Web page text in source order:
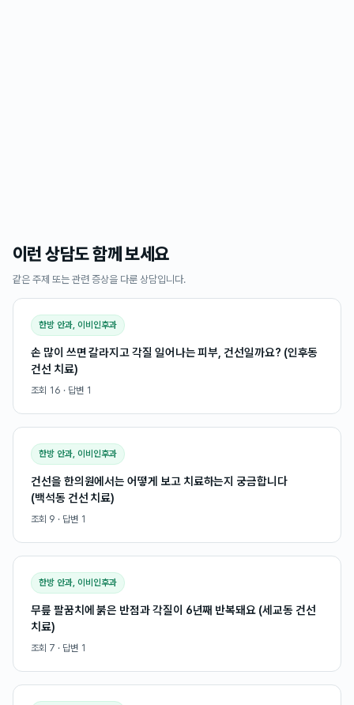
이런 상담도 함께 보세요
같은 주제 또는 관련 증상을 다룬 상담입니다.
한방 안과, 이비인후과
손 많이 쓰면 갈라지고 각질 일어나는 피부, 건선일까요? (인후동
건선 치료)
조회 16 · 답변 1
한방 안과, 이비인후과
건선을 한의원에서는 어떻게 보고 치료하는지 궁금합니다
(백석동 건선 치료)
조회 9 · 답변 1
한방 안과, 이비인후과
무릎 팔꿈치에 붉은 반점과 각질이 6년째 반복돼요 (세교동 건선
치료)
조회 7 · 답변 1